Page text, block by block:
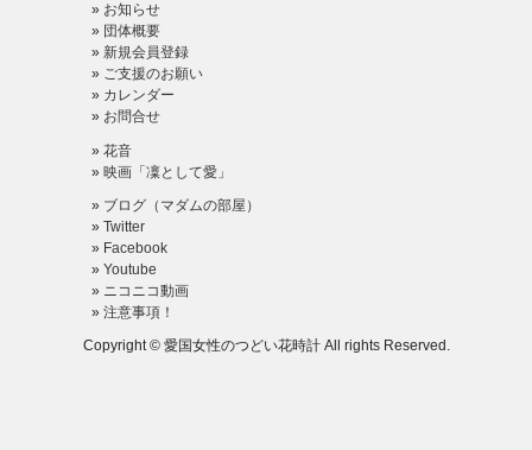
お知らせ
団体概要
新規会員登録
ご支援のお願い
カレンダー
お問合せ
花音
映画「凜として愛」
ブログ（マダムの部屋）
Twitter
Facebook
Youtube
ニコニコ動画
注意事項！
Copyright © 愛国女性のつどい花時計 All rights Reserved.